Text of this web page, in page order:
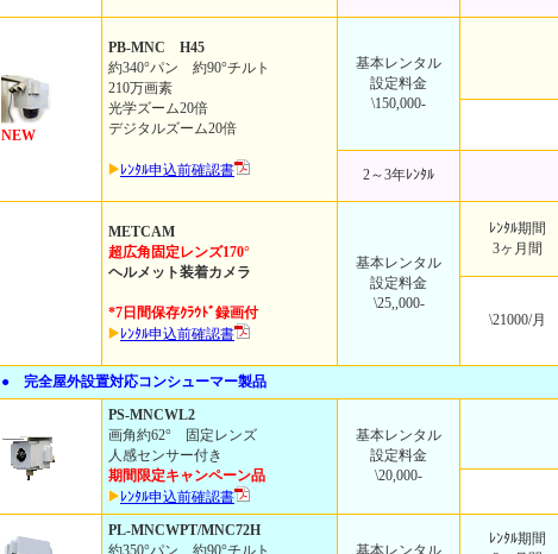
NEW
PB-MNC H45
約340°パン 約90°チルト
210万画素
光学ズーム20倍
デジタルズーム20倍
ﾚﾝﾀﾙ申込前確認書
基本レンタル
設定料金
\150,000-
2～3年ﾚﾝﾀﾙ
METCAM
超広角固定レンズ170°
ヘルメット装着カメラ
*7日間保存ｸﾗｳﾄﾞ録画付
ﾚﾝﾀﾙ申込前確認書
基本レンタル
設定料金
\25,,000-
ﾚﾝﾀﾙ期間
3ヶ月間
\21000/月
● 完全屋外設置対応コンシューマー製品
PS-MNCWL2
画角約62° 固定レンズ
人感センサー付き
期間限定キャンペーン品
ﾚﾝﾀﾙ申込前確認書
基本レンタル
設定料金
\20,000-
PL-MNCWPT/MNC72H
約350°パン 約90°チルト
基本レンタル
ﾚﾝﾀﾙ期間